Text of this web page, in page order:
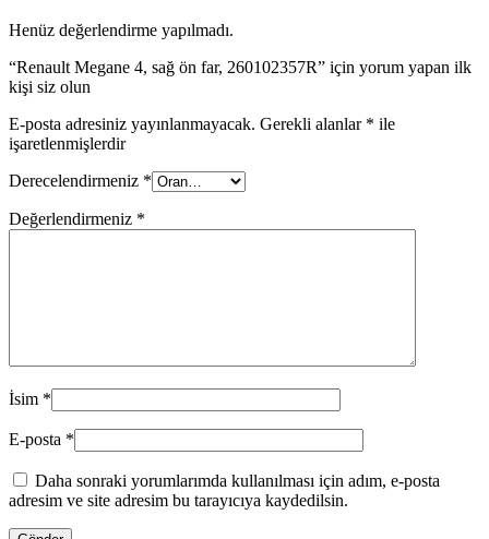
Henüz değerlendirme yapılmadı.
“Renault Megane 4, sağ ön far, 260102357R” için yorum yapan ilk
kişi siz olun
E-posta adresiniz yayınlanmayacak. Gerekli alanlar * ile
işaretlenmişlerdir
Derecelendirmeniz *
Değerlendirmeniz *
İsim *
E-posta *
Daha sonraki yorumlarımda kullanılması için adım, e-posta
adresim ve site adresim bu tarayıcıya kaydedilsin.